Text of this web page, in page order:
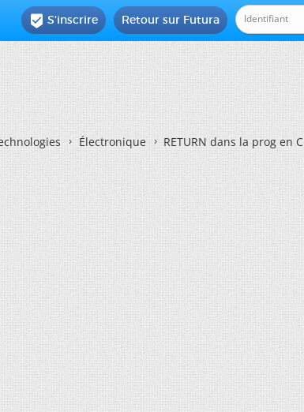
Retour sur Futura
 S'inscrire
Électronique RETURN dans la prog en C